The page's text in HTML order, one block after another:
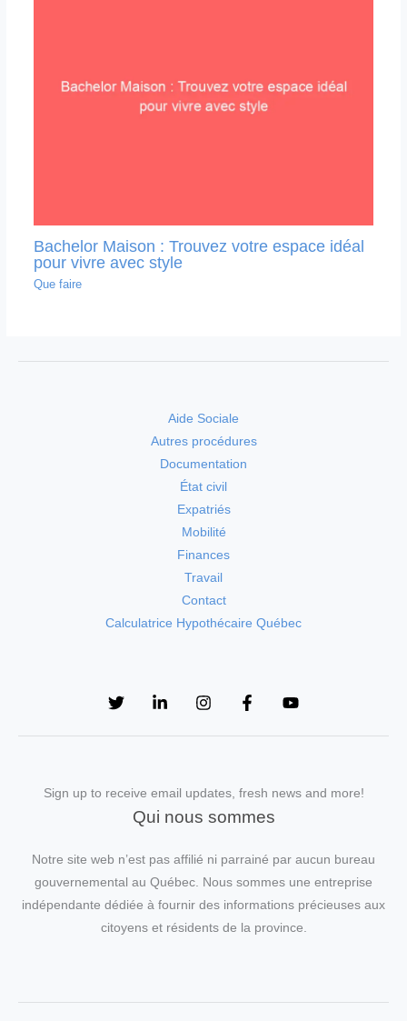
Bachelor Maison : Trouvez votre espace idéal
pour vivre avec style
Que faire
Aide Sociale
Autres procédures
Documentation
État civil
Expatriés
Mobilité
Finances
Travail
Contact
Calculatrice Hypothécaire Québec
Sign up to receive email updates, fresh news and more!
Qui nous sommes
Notre site web n’est pas affilié ni parrainé par aucun bureau
gouvernemental au Québec. Nous sommes une entreprise
indépendante dédiée à fournir des informations précieuses aux
citoyens et résidents de la province.